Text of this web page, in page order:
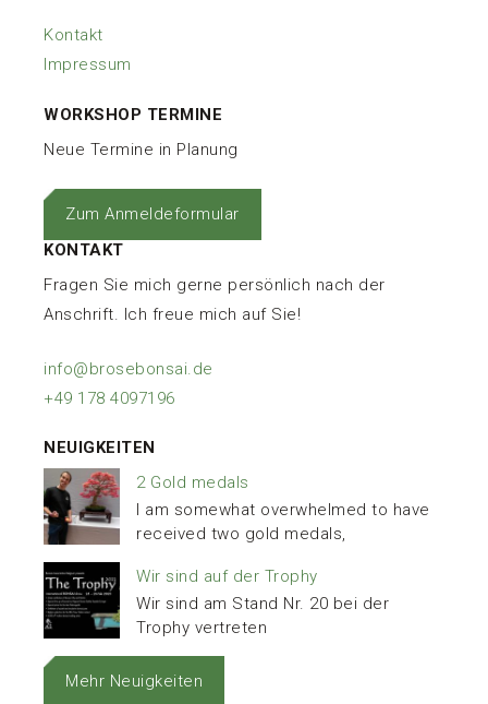
Kontakt
Impressum
WORKSHOP TERMINE
Neue Termine in Planung
Zum Anmeldeformular
KONTAKT
Fragen Sie mich gerne persönlich nach der
Anschrift. Ich freue mich auf Sie!
info@brosebonsai.de
+49 178 4097196
NEUIGKEITEN
2 Gold medals
I am somewhat overwhelmed to have
received two gold medals,
Wir sind auf der Trophy
Wir sind am Stand Nr. 20 bei der
Trophy vertreten
Mehr Neuigkeiten